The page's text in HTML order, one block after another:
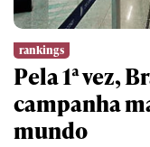
rankings
Pela 1ª vez,
campanha
mundo